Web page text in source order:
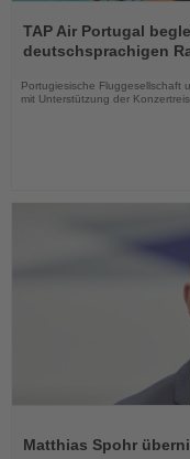
Sie
die
TAP Air Portugal
deutschsprachigen
Portugiesische Fluggesellschaft
mit Unterstützung der
dieMatthias Spohr